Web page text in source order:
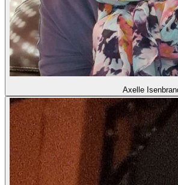
Axelle